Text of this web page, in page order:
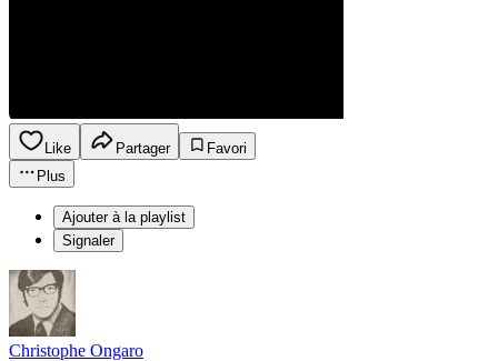
Like Partager
Favori
Plus
Ajouter à la playlist
Signaler
Christophe Ongaro